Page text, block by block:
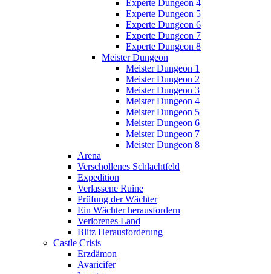
Experte Dungeon 4
Experte Dungeon 5
Experte Dungeon 6
Experte Dungeon 7
Experte Dungeon 8
Meister Dungeon
Meister Dungeon 1
Meister Dungeon 2
Meister Dungeon 3
Meister Dungeon 4
Meister Dungeon 5
Meister Dungeon 6
Meister Dungeon 7
Meister Dungeon 8
Arena
Verschollenes Schlachtfeld
Expedition
Verlassene Ruine
Prüfung der Wächter
Ein Wächter herausfordern
Verlorenes Land
Blitz Herausforderung
Castle Crisis
Erzdämon
Avaricifer